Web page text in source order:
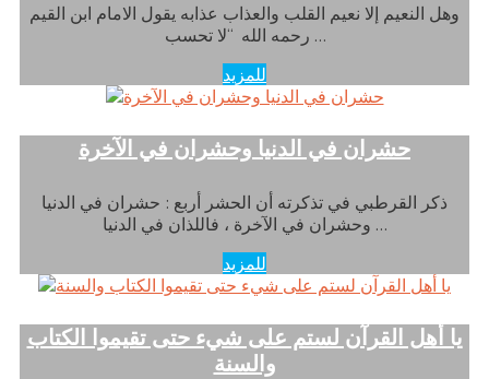
وهل النعيم إلا نعيم القلب والعذاب عذابه يقول الامام ابن القيم
رحمه الله “لا تحسب …
للمزيد
حشران في الدنيا وحشران في الآخرة
ذكر القرطبي في تذكرته أن الحشر أربع : حشران في الدنيا
وحشران في الآخرة ، فاللذان في الدنيا …
للمزيد
يا أهل القرآن لستم على شيء حتى تقيموا الكتاب
والسنة